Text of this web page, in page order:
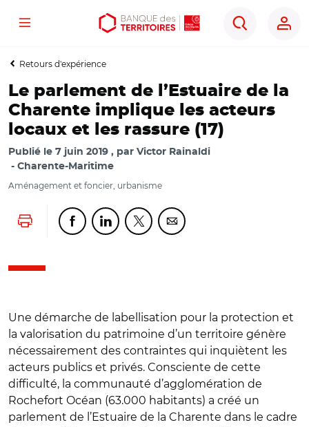
Aller
contenu
Aller
menu
Ouvrir
outils
Menu
Rechercher
Retours d'expérience
Le parlement de l’Estuaire de la
Charente implique les acteurs
locaux et les rassure (17)
Publié le 7 juin 2019 par Victor Rainaldi
Charente-Maritime
Aménagement et foncier, urbanisme
Lancer l'impressionPartager cette page sur Facebook
Partager cette page sur Linkedin
Partager cette page sur Twitter
Partager cette page sur
Une démarche de labellisation pour la protection et
la valorisation du patrimoine d’un territoire génère
nécessairement des contraintes qui inquiètent les
acteurs publics et privés. Consciente de cette
difficulté, la communauté d’agglomération de
Rochefort Océan (63.000 habitants) a créé un
parlement de l’Estuaire de la Charente dans le cadre